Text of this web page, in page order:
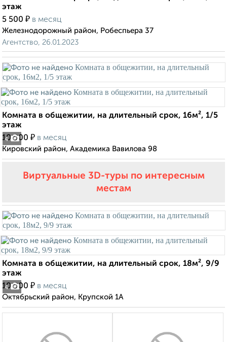
этаж
5 500 ₽ в месяц
Железнодорожный район, Робеспьера 37
Агентство, 26.01.2023
4
Комната в общежитии, на длительный срок, 16м², 1/5
этаж
10 000 ₽ в месяц
Кировский район, Академика Вавилова 98
Виртуальные 3D-туры по интересным
местам
4
Комната в общежитии, на длительный срок, 18м², 9/9
этаж
10 000 ₽ в месяц
Октябрьский район, Крупской 1А